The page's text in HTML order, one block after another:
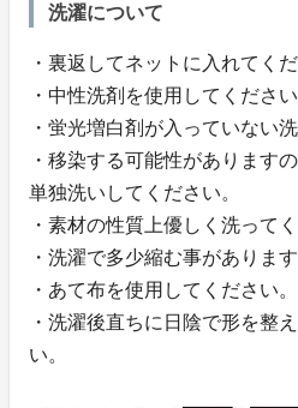
洗濯について
・裏返してネットに入れてくだ
・中性洗剤を使用してください
・蛍光増白剤が入っていない
・移染する可能性があります
単独洗いしてください。
・素材の性質上優しく洗ってく
・洗濯で多少縮む事があります
・あて布を使用してください。
・洗濯後直ちに日陰で形を整
い。